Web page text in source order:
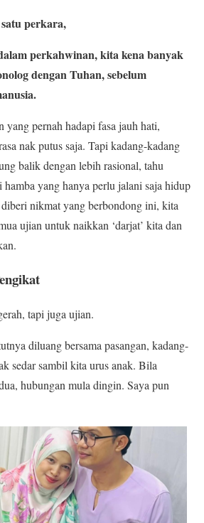
perkara,
perkahwinan, kita kena banyak
dengan Tuhan, sebelum
yang pernah hadapi fasa jauh hati,
nak putus saja. Tapi kadang-kadang
balik dengan lebih rasional, tahu
hamba yang hanya perlu jalani saja hidup
nikmat yang berbondong ini, kita
ujian untuk naikkan ‘darjat’ kita dan
tapi juga ujian.
diluang bersama pasangan, kadang-
sedar sambil kita urus anak. Bila
hubungan mula dingin. Saya pun